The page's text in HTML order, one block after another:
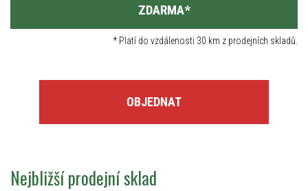
ZDARMA*
*Platí do vzdálenosti 30 km z prodejních skladů.
OBJEDNAT
Nejbližší prodejní sklad